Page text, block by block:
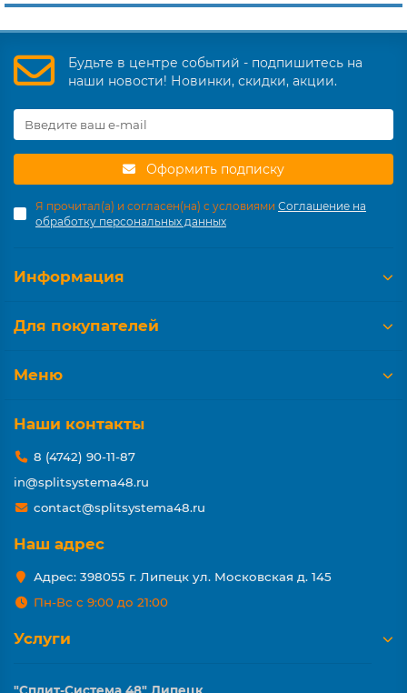
Будьте в центре событий - подпишитесь на
наши новости! Новинки, скидки, акции.
Оформить подписку
Я прочитал(а) и согласен(на) с условиями Соглашение на
обработку персональных данных
Информация
Для покупателей
Меню
Наши контакты
8 (4742) 90-11-87
in@splitsystema48.ru
contact@splitsystema48.ru
Наш адрес
Адрес: 398055 г. Липецк ул. Московская д. 145
Пн-Вс с 9:00 до 21:00
Услуги